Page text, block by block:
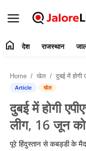
संपर्क करें
देश
home देश राजस्थान
Home खेल दुबई में होगी एपीएस
Article खेल
दुबई में होगी
लीग, 16 जून को
पूरे हिंदुस्तान से कबड्डी के